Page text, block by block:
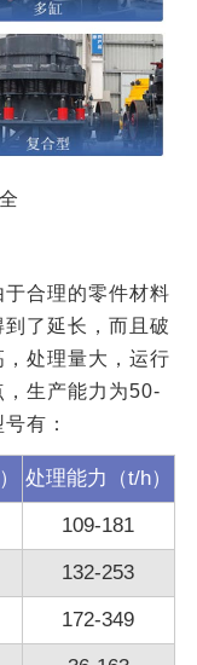
合理的零件材料
了延长，而且破
处理量大，运行
，生产能力为50-
有：
处理能力（t/h）
109-181
132-253
172-349